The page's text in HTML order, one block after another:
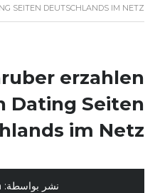
SEITEN DEUTSCHLANDS IM NETZ
erzahlen
Dating Seiten
im Netz
نشر بواسطة: